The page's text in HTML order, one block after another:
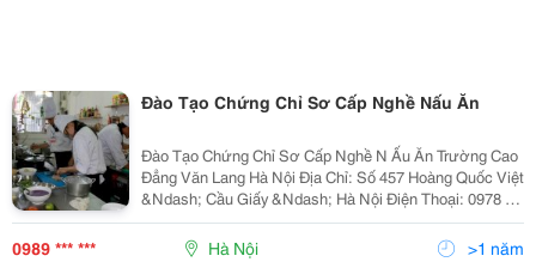
Đào Tạo Chứng Chỉ Sơ Cấp Nghề Nấu Ăn
Đào Tạo Chứng Chỉ Sơ Cấp Nghề N Ấu Ăn Trường Cao
Đẳng Văn Lang Hà Nội Địa Chỉ: Số 457 Hoàng Quốc Việt
&Ndash; Cầu Giấy &Ndash; Hà Nội Điện Thoại: 0978 86
86 12 ( Gặp Mai &Ndash; Phòng Đào Tạo Tuyển Sinh) -
Like Fanpage Để Cập Nhật Thông T
0989 *** *** Hà Nội >1 năm